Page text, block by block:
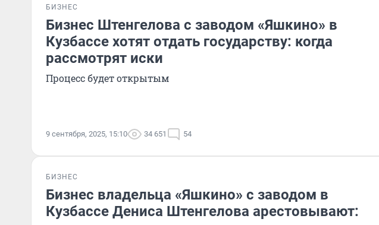
БИЗНЕС
Бизнес Штенгелова с заводом «Яшкино» в
Кузбассе хотят отдать государству: когда
рассмотрят иски
Процесс будет открытым
9 сентября, 2025, 15:10 34 651 54
БИЗНЕС
Бизнес владельца «Яшкино» с заводом в
Кузбассе Дениса Штенгелова арестовывают: